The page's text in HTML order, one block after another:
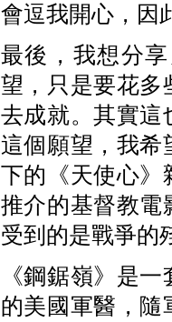
會逗我開心，因
最後，我想分
望，只是要花多
去成就。其實這
這個願望，我希
下的《天使心》
推介的基督教電
受到的是戰爭的
《鋼鋸嶺》是
的美國軍醫，隨